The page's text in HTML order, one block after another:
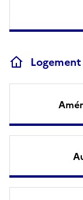
Logement